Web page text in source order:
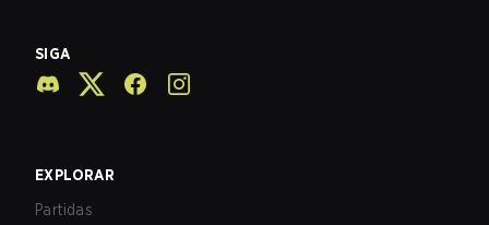
SIGA
EXPLORAR
Partidas